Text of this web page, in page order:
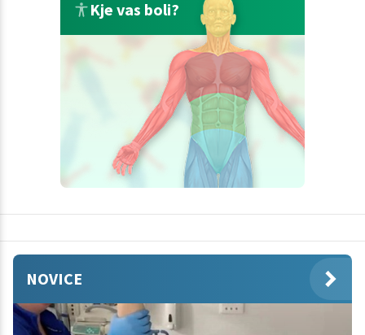
Kje vas boli?
NOVICE